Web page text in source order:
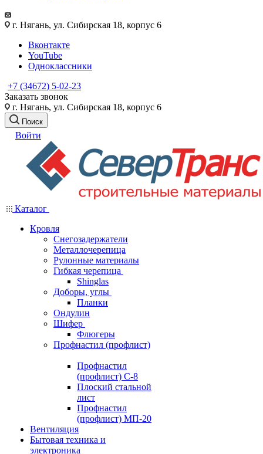
г. Нягань, ул. Сибирская 18, корпус 6
Вконтакте
YouTube
Одноклассники
+7 (34672) 5-02-23
Заказать звонок
г. Нягань, ул. Сибирская 18, корпус 6
Поиск
Войти
Каталог
Кровля
Снегозадержатели
Металлочерепица
Рулонные материалы
Гибкая черепица
Shinglas
Доборы, углы
Планки
Ондулин
Шифер
Флюгеры
Профнастил (профлист)
Профнастил
(профлист) С-8
Плоский стальной
лист
Профнастил
(профлист) МП-20
Вентиляция
Бытовая техника и
электроника